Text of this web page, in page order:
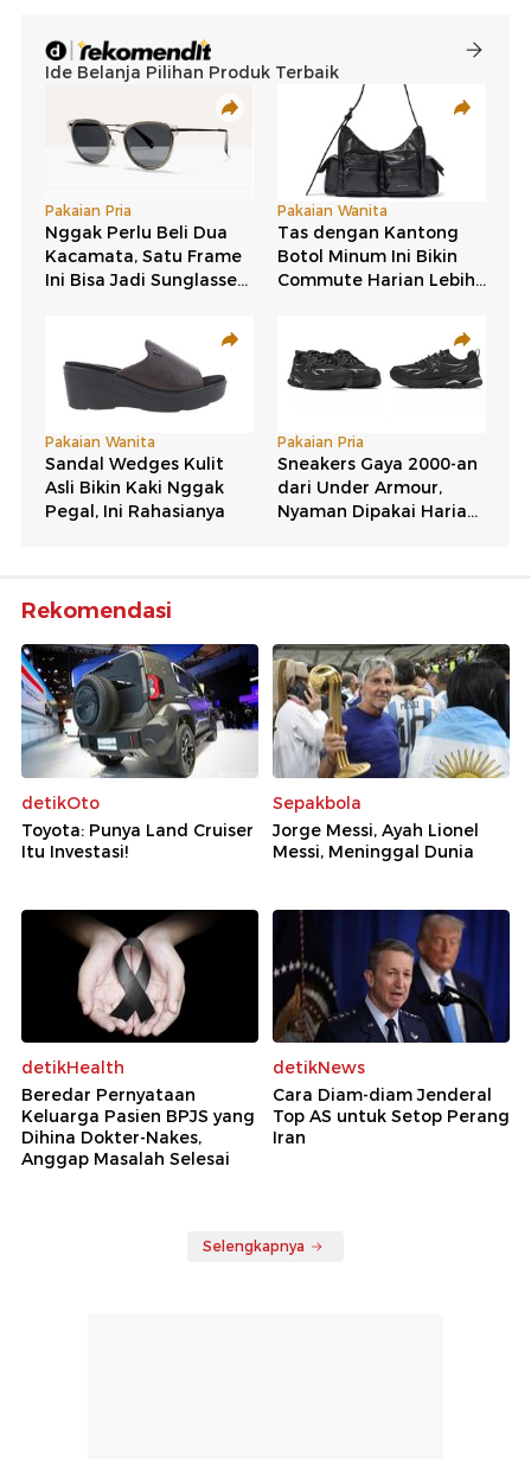
Rekomendasi
detikOto
Toyota: Punya Land Cruiser
Itu Investasi!
Sepakbola
Jorge Messi, Ayah Lionel
Messi, Meninggal Dunia
detikHealth
Beredar Pernyataan
Keluarga Pasien BPJS yang
Dihina Dokter-Nakes,
Anggap Masalah Selesai
detikNews
Cara Diam-diam Jenderal
Top AS untuk Setop Perang
Iran
Selengkapnya